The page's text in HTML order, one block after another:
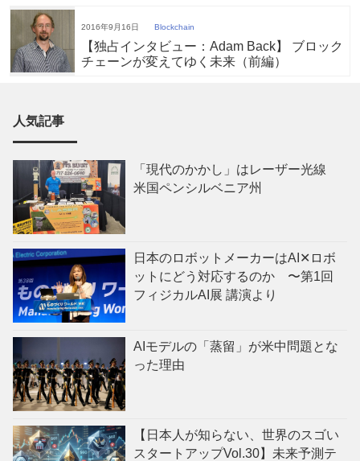
2016年9月16日 Blockchain
【独占インタビュー：Adam Back】 ブロック
チェーンが変えてゆく未来（前編）
人気記事
「現代のかかし」はレーザー光線
米国ペンシルベニア州
日本のロボットメーカーはAI✕ロボ
ットにどう対応するのか 〜第1回
フィジカルAI展 講演より
AIモデルの「蒸留」が米中問題とな
った理由
【日本人が知らない、世界のスゴい
スタートアップVol.30】未来予測テ